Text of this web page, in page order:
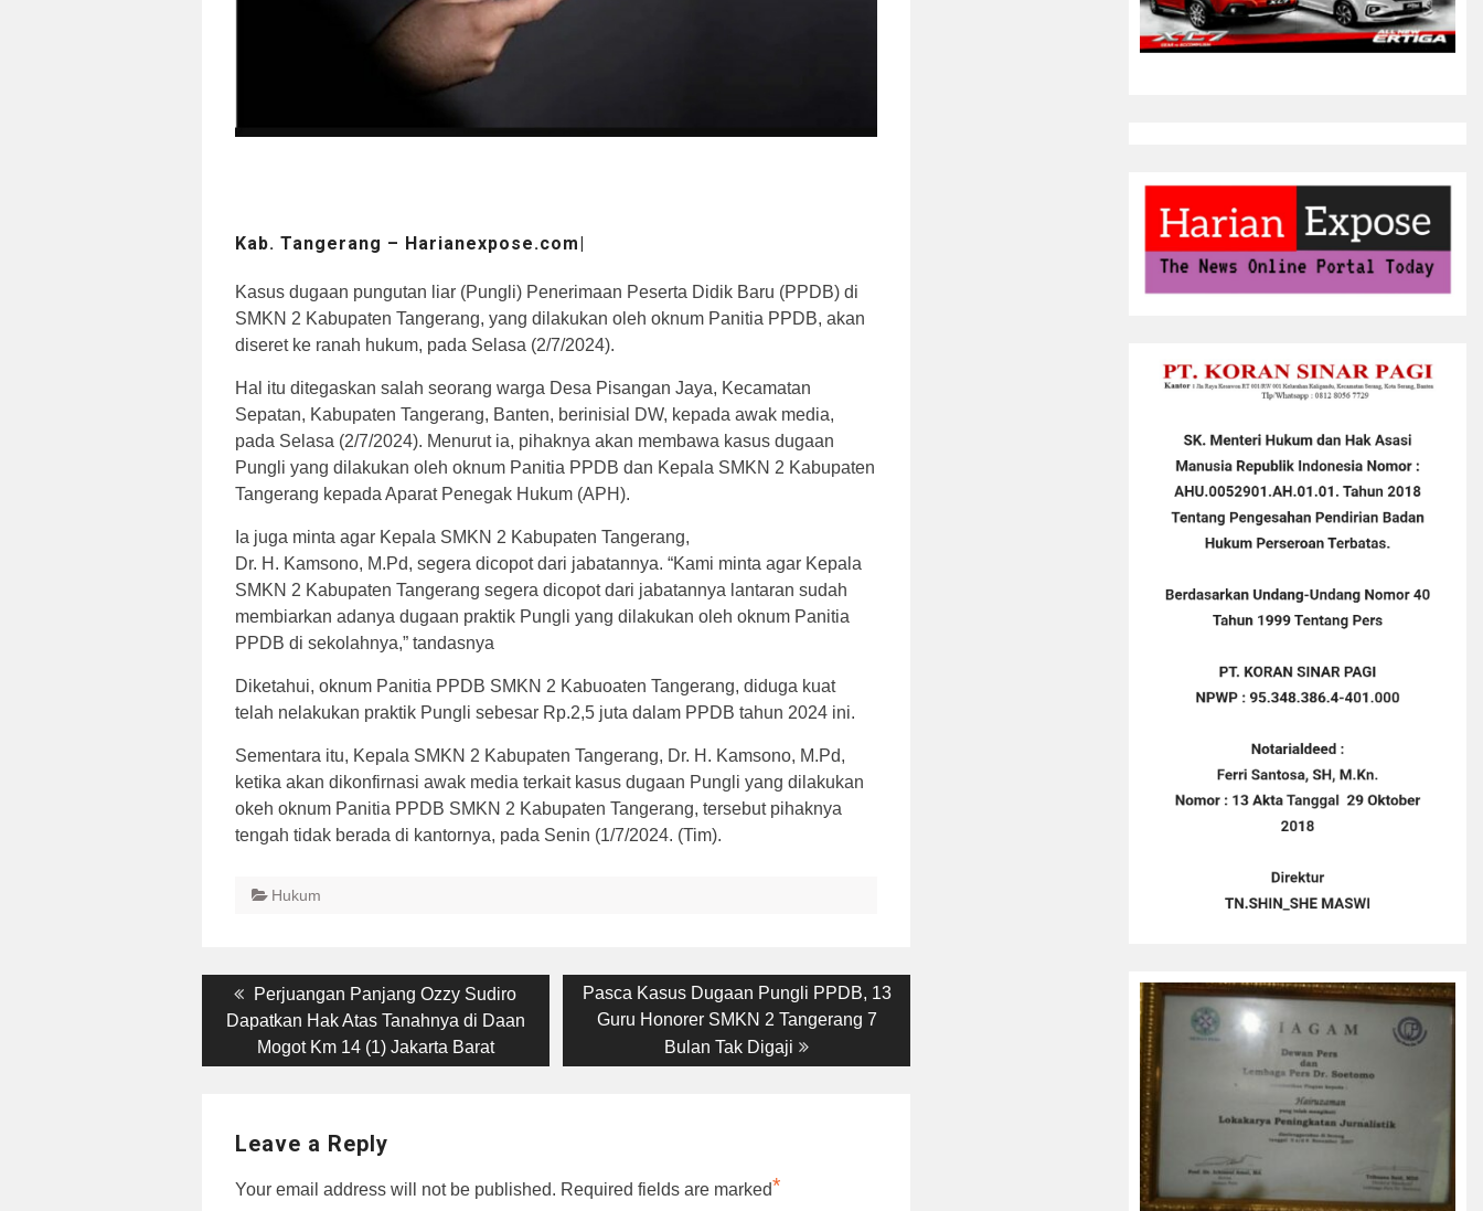
Kab. Tangerang – Harianexpose.com|
Kasus dugaan pungutan liar (Pungli) Penerimaan Peserta Didik Baru (PPDB) di
SMKN 2 Kabupaten Tangerang, yang dilakukan oleh oknum Panitia PPDB, akan
diseret ke ranah hukum, pada Selasa (2/7/2024).
Hal itu ditegaskan salah seorang warga Desa Pisangan Jaya, Kecamatan
Sepatan, Kabupaten Tangerang, Banten, berinisial DW, kepada awak media,
pada Selasa (2/7/2024). Menurut ia, pihaknya akan membawa kasus dugaan
Pungli yang dilakukan oleh oknum Panitia PPDB dan Kepala SMKN 2 Kabupaten
Tangerang kepada Aparat Penegak Hukum (APH).
Ia juga minta agar Kepala SMKN 2 Kabupaten Tangerang,
Dr. H. Kamsono, M.Pd, segera dicopot dari jabatannya. “Kami minta agar Kepala
SMKN 2 Kabupaten Tangerang segera dicopot dari jabatannya lantaran sudah
membiarkan adanya dugaan praktik Pungli yang dilakukan oleh oknum Panitia
PPDB di sekolahnya,” tandasnya
Diketahui, oknum Panitia PPDB SMKN 2 Kabuoaten Tangerang, diduga kuat
telah nelakukan praktik Pungli sebesar Rp.2,5 juta dalam PPDB tahun 2024 ini.
Sementara itu, Kepala SMKN 2 Kabupaten Tangerang, Dr. H. Kamsono, M.Pd,
ketika akan dikonfirnasi awak media terkait kasus dugaan Pungli yang dilakukan
okeh oknum Panitia PPDB SMKN 2 Kabupaten Tangerang, tersebut pihaknya
tengah tidak berada di kantornya, pada Senin (1/7/2024. (Tim).
Hukum
Post
navigation
Previous
post:
Perjuangan Panjang Ozzy Sudiro
Dapatkan Hak Atas Tanahnya di Daan
Mogot Km 14 (1) Jakarta Barat
Next
post:
Pasca Kasus Dugaan Pungli PPDB, 13
Guru Honorer SMKN 2 Tangerang 7
Bulan Tak Digaji
Leave a Reply
Your email address will not be published. Required fields are marked*